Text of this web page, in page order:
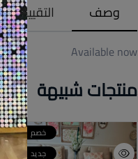
وصف التقييمات (0)
Available now
منتجات شبيهة
خصم
جديد